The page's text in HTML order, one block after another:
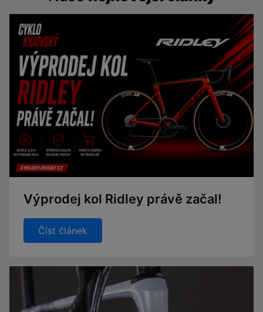
Výprodej kol Ridley právě začal!
Číst článek